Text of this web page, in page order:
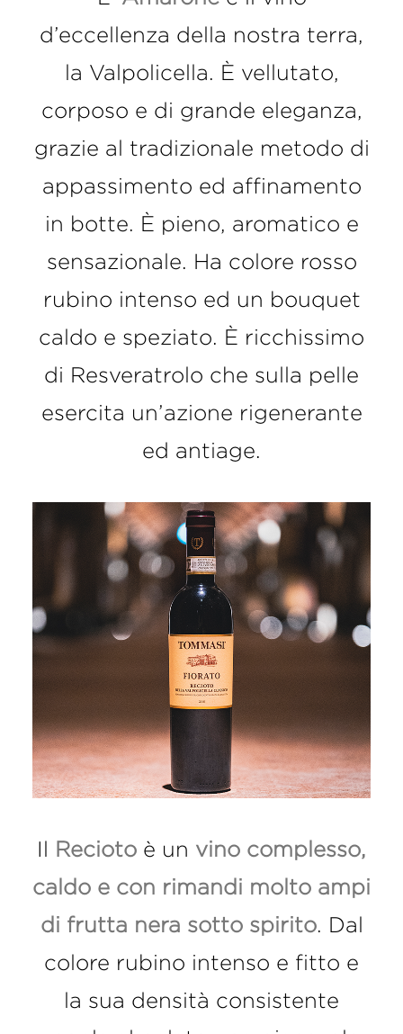
d’eccellenza della nostra terra,
la Valpolicella. È vellutato,
corposo e di grande eleganza,
grazie al tradizionale metodo di
appassimento ed affinamento
in botte. È pieno, aromatico e
sensazionale. Ha colore rosso
rubino intenso ed un bouquet
caldo e speziato. È ricchissimo
di Resveratrolo che sulla pelle
esercita un’azione rigenerante
ed antiage.
Il Recioto è un vino complesso,
caldo e con rimandi molto ampi
di frutta nera sotto spirito. Dal
colore rubino intenso e fitto e
la sua densità consistente